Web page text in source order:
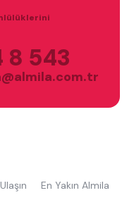
8 543
En Yakın Almila